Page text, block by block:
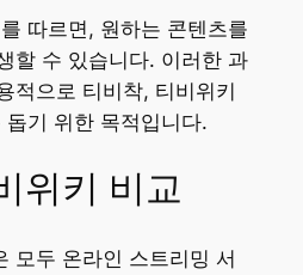
따르면, 원하는 콘텐츠를
할 수 있습니다. 이러한 과
적으로 티비착, 티비위키
기 위한 목적입니다.
위키 비교
모두 온라인 스트리밍 서